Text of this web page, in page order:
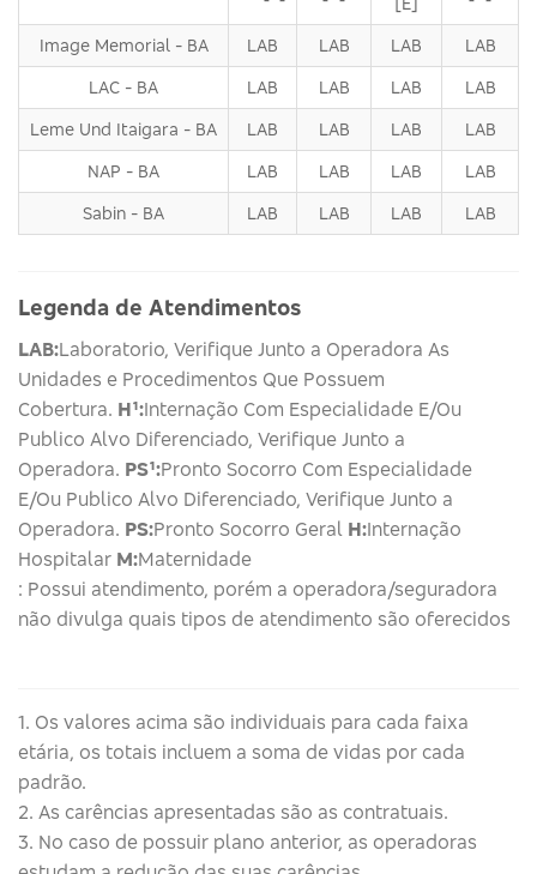
Image Memorial - BA LAB LAB LAB LAB
LAC - BA LAB LAB LAB LAB
Leme Und Itaigara - BA LAB LAB LAB LAB
NAP - BA LAB LAB LAB LAB
Sabin - BA LAB LAB LAB LAB
Legenda de Atendimentos
LAB:Laboratorio, Verifique Junto a Operadora As
Unidades e Procedimentos Que Possuem
Cobertura. H¹:Internação Com Especialidade E/Ou
Publico Alvo Diferenciado, Verifique Junto a
Operadora. PS¹:Pronto Socorro Com Especialidade
E/Ou Publico Alvo Diferenciado, Verifique Junto a
Operadora. PS:Pronto Socorro Geral H:Internação
Hospitalar M:Maternidade
: Possui atendimento, porém a operadora/seguradora
não divulga quais tipos de atendimento são oferecidos
1. Os valores acima são individuais para cada faixa
etária, os totais incluem a soma de vidas por cada
padrão.
2. As carências apresentadas são as contratuais.
3. No caso de possuir plano anterior, as operadoras